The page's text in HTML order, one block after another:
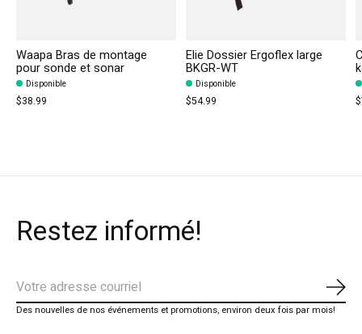
Waapa Bras de montage
pour sonde et sonar
Disponible
$38.99
Elie Dossier Ergoflex large
BKGR-WT
Disponible
$54.99
Restez informé!
Des nouvelles de nos événements et promotions, environ deux fois par mois!